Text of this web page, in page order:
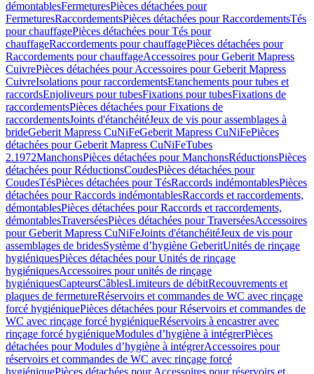
démontablesFermeturesPièces détachées pour
FermeturesRaccordementsPièces détachées pour RaccordementsTés
pour chauffagePièces détachées pour Tés pour
chauffageRaccordements pour chauffagePièces détachées pour
Raccordements pour chauffageAccessoires pour Geberit Mapress
CuivrePièces détachées pour Accessoires pour Geberit Mapress
CuivreIsolations pour raccordementsEtanchements pour tubes et
raccordsEnjoliveurs pour tubesFixations pour tubesFixations de
raccordementsPièces détachées pour Fixations de
raccordementsJoints d'étanchéitéJeux de vis pour assemblages à
brideGeberit Mapress CuNiFeGeberit Mapress CuNiFePièces
détachées pour Geberit Mapress CuNiFeTubes
2.1972ManchonsPièces détachées pour ManchonsRéductionsPièces
détachées pour RéductionsCoudesPièces détachées pour
CoudesTésPièces détachées pour TésRaccords indémontablesPièces
détachées pour Raccords indémontablesRaccords et raccordements,
démontablesPièces détachées pour Raccords et raccordements,
démontablesTraverséesPièces détachées pour TraverséesAccessoires
pour Geberit Mapress CuNiFeJoints d'étanchéitéJeux de vis pour
assemblages de bridesSystème d’hygiène GeberitUnités de rinçage
hygiéniquesPièces détachées pour Unités de rinçage
hygiéniquesAccessoires pour unités de rinçage
hygiéniquesCapteursCâblesLimiteurs de débitRecouvrements et
plaques de fermetureRéservoirs et commandes de WC avec rinçage
forcé hygiéniquePièces détachées pour Réservoirs et commandes de
WC avec rinçage forcé hygiéniqueRéservoirs à encastrer avec
rinçage forcé hygiéniqueModules d’hygiène à intégrerPièces
détachées pour Modules d’hygiène à intégrerAccessoires pour
réservoirs et commandes de WC avec rinçage forcé
hygiéniquePièces détachées pour Accessoires pour réservoirs et